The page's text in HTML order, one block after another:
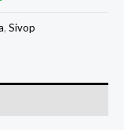
, Sivop